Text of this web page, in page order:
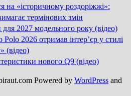
на «історичному роздоріжжі»:
термінових змін
2027 модельного року (відео)
2026 отримав інтер’єр у стилі
(відео)
нового Q9 (відео)
Powered by WordPress and